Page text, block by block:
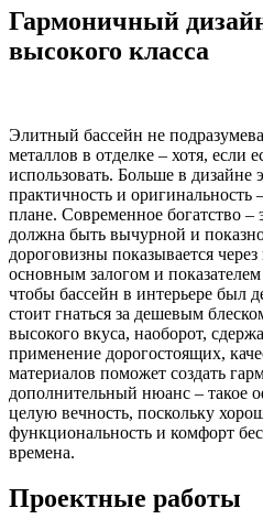
Гармоничный
высокого класса
Элитный бассейн не
металлов в отделке – хотя, если
использовать. Больше в дизайне
практичность и оригинальность
плане. Современное богатство –
должна быть вычурной и
дороговизны показывается
основным залогом и
чтобы бассейн в интерьере был
стоит гнаться за дешевым
высокого вкуса, наоборот,
применение дорогостоящих,
материалов поможет создать
дополнительный нюанс – такое
целую вечность, поскольку
функциональность и комфорт
времена.
Проектные работы